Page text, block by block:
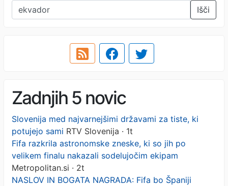
Išči
Zadnjih 5 novic
Slovenija med najvarnejšimi državami za tiste, ki
potujejo sami RTV Slovenija · 1t
Fifa razkrila astronomske zneske, ki so jih po
velikem finalu nakazali sodelujočim ekipam
Metropolitan.si · 2t
NASLOV IN BOGATA NAGRADA: Fifa bo Španiji